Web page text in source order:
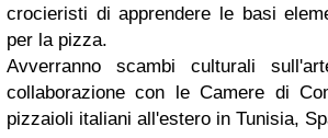
crocieristi di apprendere le basi
per la pizza.
Avverranno scambi culturali
collaborazione con le Camere di
pizzaioli italiani all'estero in Tunisia,